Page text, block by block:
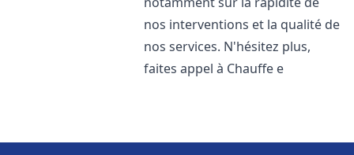
nos interventions et la qualité de
nos services. N'hésitez plus,
faites appel à Chauffe e